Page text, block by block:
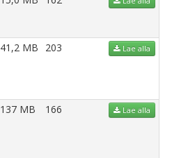
41,2 MB 203 Lae alla
137 MB 166 Lae alla